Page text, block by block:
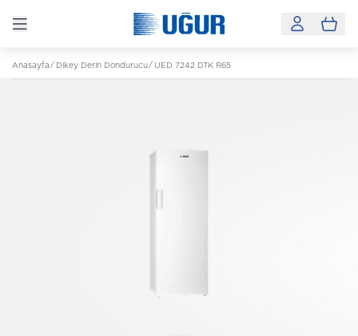
Anasayfa Dikey Derin Dondurucu UED 7242 DTK R65